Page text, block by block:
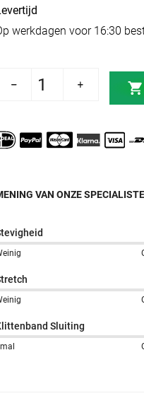
werkdagen voor 16:30
Bandage Perfect Stretch
voor Hayabusa Bandage
VAN ONZE
Sluiting